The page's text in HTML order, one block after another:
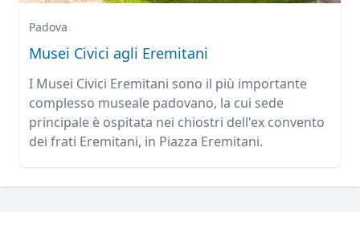
Padova
Musei Civici agli Eremitani
I Musei Civici Eremitani sono il più importante
complesso museale padovano, la cui sede
principale è ospitata nei chiostri dell'ex convento
dei frati Eremitani, in Piazza Eremitani.